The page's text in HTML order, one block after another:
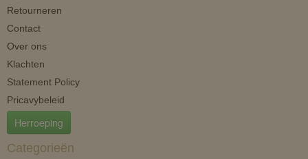
Retourneren
Contact
Over ons
Klachten
Statement Policy
Pricavybeleid
Herroeping
Categorieën